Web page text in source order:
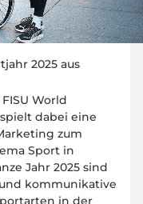
2025 aus
World
dabei eine
zum
Sport in
Jahr 2025 sind
kommunikative
in der